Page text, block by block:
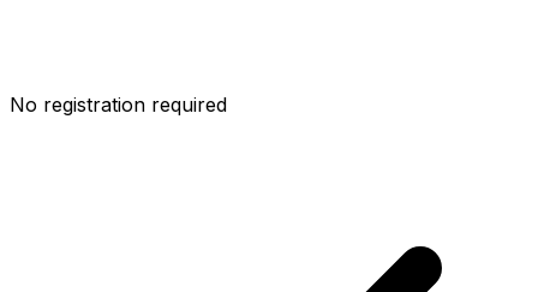
No registration required